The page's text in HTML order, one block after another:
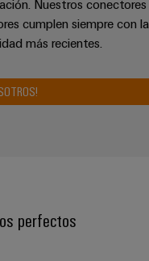
Nuestros
cumplen siempre con
más recientes.
perfectos